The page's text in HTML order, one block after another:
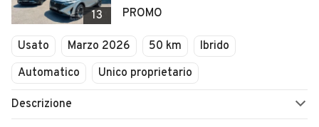
13
PROMO
Usato Marzo 2026 50 km
Ibrido
Automatico
Unico proprietario
Descrizione